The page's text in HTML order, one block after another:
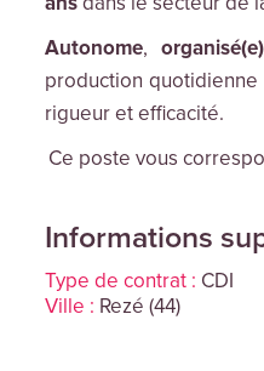
Autonome,organisé(e)
production
rigueur et efficacité.
Ce poste vous
Informations
Type de contrat : CDI
Ville : Rezé (44)